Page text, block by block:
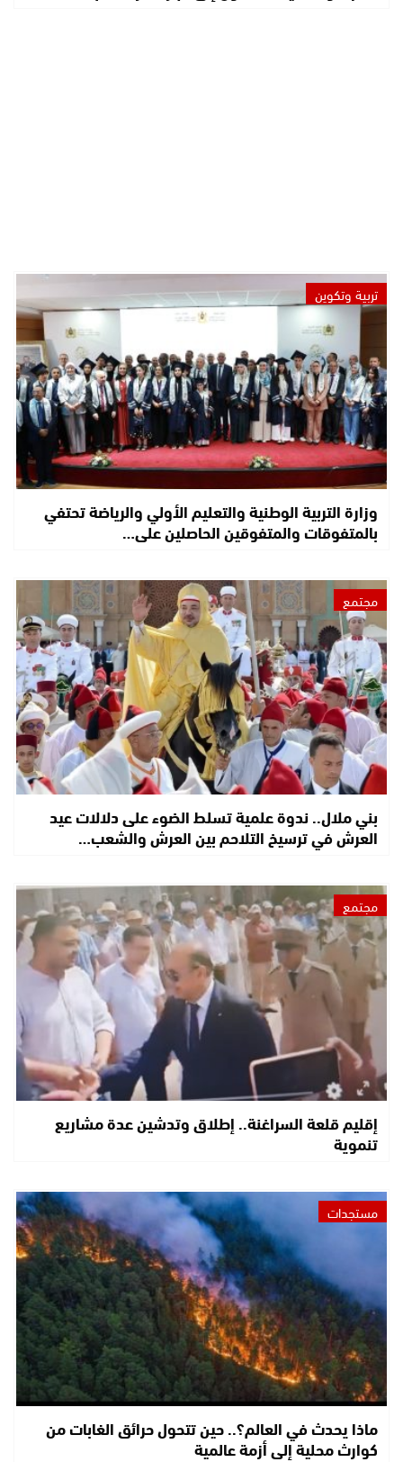
تربية وتكوين
وزارة التربية الوطنية والتعليم الأولي والرياضة تحتفي
بالمتفوقات والمتفوقين الحاصلين على…
مجتمع
بني ملال.. ندوة علمية تسلط الضوء على دلالات عيد
العرش في ترسيخ التلاحم بين العرش والشعب…
مجتمع
إقليم قلعة السراغنة.. إطلاق وتدشين عدة مشاريع
تنموية
مستجدات
ماذا يحدث في العالم؟.. حين تتحول حرائق الغابات من
كوارث محلية إلى أزمة عالمية